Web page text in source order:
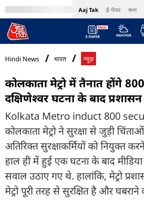
Aaj Tak ई-पेपर বাংলা
MumbaiTak Cosmopolitan
Hindi News भारत न्यूज़
कोलकाता मेट्रो में तैनात होंगे
दक्षिणेश्वर घटना के बाद
Kolkata Metro induct 800
कोलकाता मेट्रो ने सुरक्षा से जुड़ी
अतिरिक्त सुरक्षाकर्मियों को नियुक्त
हाल ही में हुई एक घटना के बाद
सवाल उठाए गए थे. हालांकि, मेट्रो
मेट्रो पूरी तरह से सुरक्षित है और घबराने